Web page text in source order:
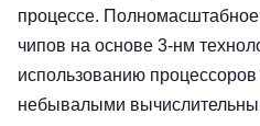
процессе.
чипов на основе 3-нм
использованию
небывалыми